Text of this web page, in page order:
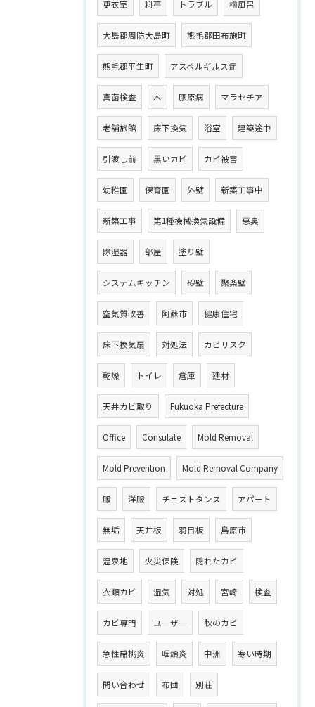
更衣室 料亭 トラブル 檜風呂
大島郡周防大島町 熊毛郡田布施町
熊毛郡平生町 アスペルギルス症
真菌検査 木 膠原病 マラセチア
老舗旅館 床下換気 浴室 建築途中
引渡し前 黒いカビ カビ被害
幼稚園 保育園 外壁 新築工事中
新築工事 第1種機械換気設備 悪臭
除湿器 部屋 塗り壁
システムキッチン 砂壁 聚楽壁
空気質改善 阿蘇市 健康住宅
床下換気扇 対処法 カビリスク
乾燥 トイレ 倉庫 建材
天井カビ取り Fukuoka Prefecture
Office Consulate Mold Removal
Mold Prevention Mold Removal Company
服 洋服 チェストタンス アパート
無垢 天井板 羽目板 島原市
温泉地 火災保険 隠れたカビ
衣類カビ 湿気 対処 宮崎 検査
カビ専門 ユーザー 秋のカビ
急性扁桃炎 咽頭炎 中洲 寒い時期
問い合わせ 布団 別荘